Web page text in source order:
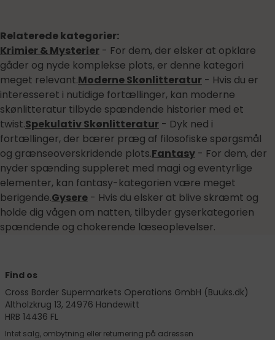
Relaterede kategorier:
Krimier & Mysterier - For dem, der elsker at opklare
gåder og nyde komplekse plots, er denne kategori
meget relevant.Moderne Skønlitteratur - Hvis du er
interesseret i nutidige fortællinger, kan moderne
skønlitteratur tilbyde spændende historier med et
twist.Spekulativ Skønlitteratur - Dyk ned i
fortællinger, der bærer præg af filosofiske spørgsmål
og grænseoverskridende plots.Fantasy - For dem, der
nyder spænding suppleret med magi og eventyrlige
elementer, kan fantasy-kategorien være meget
berigende.Gysere - Hvis du elsker at blive skræmt og
holde dig vågen om natten, tilbyder gyserkategorien
spændende og chokerende læseoplevelser.
Find os
Cross Border Supermarkets Operations GmbH (Buuks.dk)
Altholzkrug 13, 24976 Handewitt
HRB 14436 FL
Intet salg, ombytning eller returnering på adressen